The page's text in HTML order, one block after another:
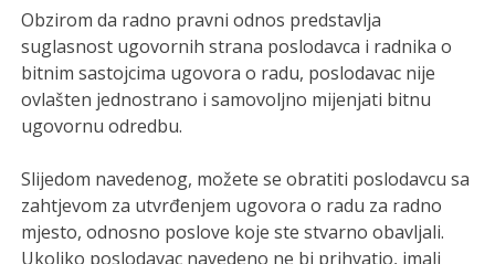
Obzirom da radno pravni odnos predstavlja
suglasnost ugovornih strana poslodavca i radnika o
bitnim sastojcima ugovora o radu, poslodavac nije
ovlašten jednostrano i samovoljno mijenjati bitnu
ugovornu odredbu.
Slijedom navedenog, možete se obratiti poslodavcu sa
zahtjevom za utvrđenjem ugovora o radu za radno
mjesto, odnosno poslove koje ste stvarno obavljali.
Ukoliko poslodavac navedeno ne bi prihvatio, imali